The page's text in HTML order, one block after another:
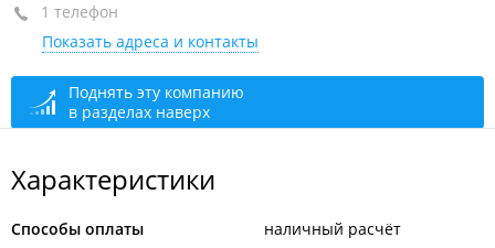
+7 (423) 220-68-23
сегодня закрыто
1 телефон
Показать адреса и контакты
Поднять эту компанию
в разделах наверх
Характеристики
Способы оплаты наличный расчёт